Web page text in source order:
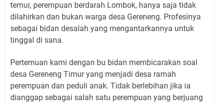
temui, perempuan berdarah Lombok, hanya saja tidak
dilahirkan dan bukan warga desa Gereneng. Profesinya
sebagai bidan desalah yang mengantarkannya untuk
tinggal di sana.
Pertemuan kami dengan bu bidan membicarakan soal
desa Gereneng Timur yang menjadi desa ramah
perempuan dan peduli anak. Tidak berlebihan jika ia
dianggap sebagai salah satu perempuan yang berjuang